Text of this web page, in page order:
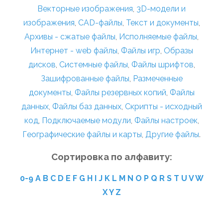
Векторные изображения, 3D-модели и
изображения, CAD-файлы, Текст и документы,
Архивы - сжатые файлы, Исполняемые файлы,
Интернет - web файлы, Файлы игр, Образы
дисков, Системные файлы, Файлы шрифтов,
Зашифрованные файлы, Размеченные
документы, Файлы резервных копий, Файлы
данных, Файлы баз данных, Скрипты - исходный
код, Подключаемые модули, Файлы настроек,
Географические файлы и карты, Другие файлы.
Сортировка по алфавиту:
0-9 A B C D E F G H I J K L M N O P Q R S T U VW
XY Z